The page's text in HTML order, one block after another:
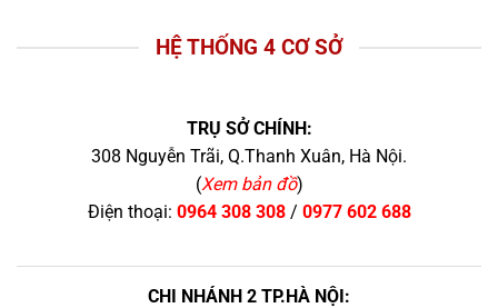
HỆ THỐNG 4 CƠ SỞ
TRỤ SỞ CHÍNH:
308 Nguyễn Trãi, Q.Thanh Xuân, Hà Nội.
(Xem bản đồ)
Điện thoại: 0964 308 308/ 0977 602 688
CHI NHÁNH 2 TP.HÀ NỘI: